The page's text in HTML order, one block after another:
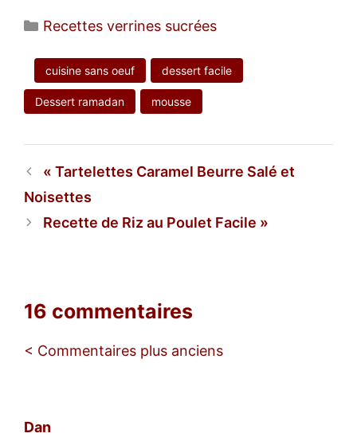
Catégories
Recettes verrines sucrées
cuisine sans oeuf dessert facile
Dessert ramadan mousse
Tartelettes Caramel Beurre Salé et
Noisettes
Recette de Riz au Poulet Facile
16 commentaires
Navigation
< Commentaires plus anciens
Dan